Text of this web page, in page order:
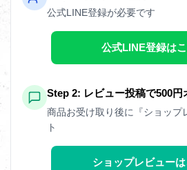
公式LINE登録が必要です
公式LINE登録は
Step 2: レビュー投稿で500円
商品お受け取り後に『ショップ
ト
ショップレビュー